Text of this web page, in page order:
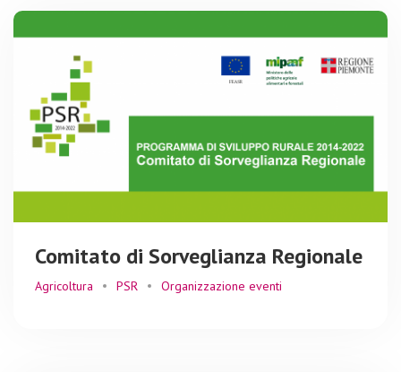
Comitato di Sorveglianza Regionale
Agricoltura PSR Organizzazione eventi